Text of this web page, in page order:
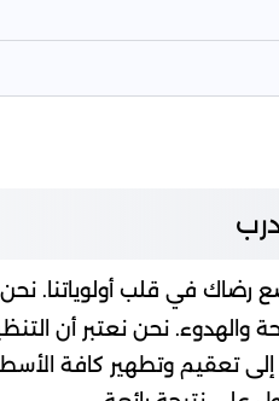
رضاك في قلب أولوياتنا.
والهدوء. نحن نعتبر أن
تعقيم وتطهير كافة